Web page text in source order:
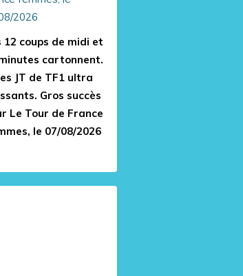
12 coups de midi et
cartonnent.
JT de TF1 ultra
Gros succès
Le Tour de France
le 07/08/2026